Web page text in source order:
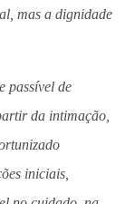
mas a dignidade
passível de
da intimação,
iniciais,